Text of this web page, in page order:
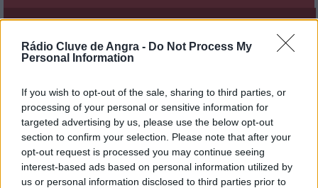
Rádio Cluve de Angra - Do Not Process My
Personal Information
If you wish to opt-out of the sale, sharing to third parties, or
processing of your personal or sensitive information for
targeted advertising by us, please use the below opt-out
section to confirm your selection. Please note that after your
opt-out request is processed you may continue seeing
interest-based ads based on personal information utilized by
us or personal information disclosed to third parties prior to
Formação em Psicologia do Desporto